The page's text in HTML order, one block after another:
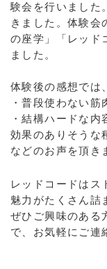
験会を行いました
きました。体験会
の座学」「レッド
ました。
体験後の感想では、
・普段使わない
・結構ハードな
効果のありそうな
などのお声を頂き
レッドコードはス
魅力がたくさん詰
ぜひご興味のある
で、お気軽にご連